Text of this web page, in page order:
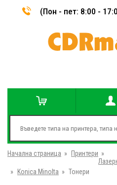
(Пон - пет: 8:00 -
Начална страница » Принтери »
»
Konica Minolta » Тонери